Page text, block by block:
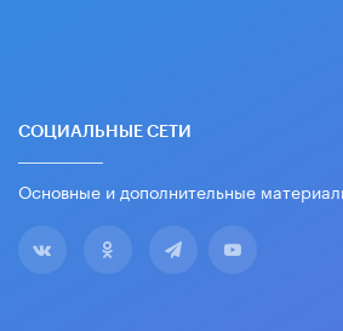
СОЦИАЛЬНЫЕ СЕТИ
Основные и дополнительные